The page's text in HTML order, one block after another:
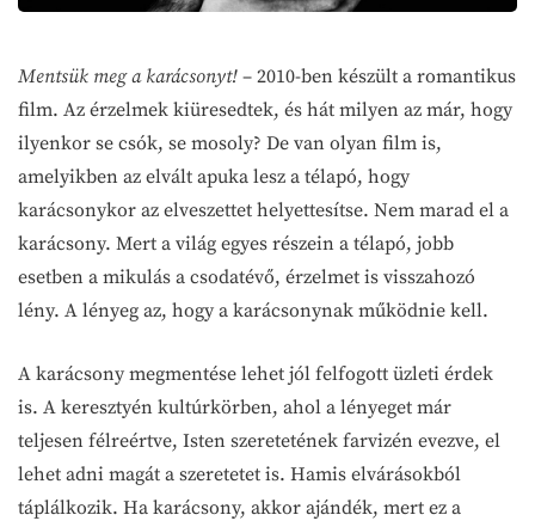
Mentsük meg a karácsonyt! – 2010-ben készült a romantikus
film. Az érzelmek kiüresedtek, és hát milyen az már, hogy
ilyenkor se csók, se mosoly? De van olyan film is,
amelyikben az elvált apuka lesz a télapó, hogy
karácsonykor az elveszettet helyettesítse. Nem marad el a
karácsony. Mert a világ egyes részein a télapó, jobb
esetben a mikulás a csodatévő, érzelmet is visszahozó
lény. A lényeg az, hogy a karácsonynak működnie kell.
A karácsony megmentése lehet jól felfogott üzleti érdek
is. A keresztyén kultúrkörben, ahol a lényeget már
teljesen félreértve, Isten szeretetének farvizén evezve, el
lehet adni magát a szeretetet is. Hamis elvárásokból
táplálkozik. Ha karácsony, akkor ajándék, mert ez a